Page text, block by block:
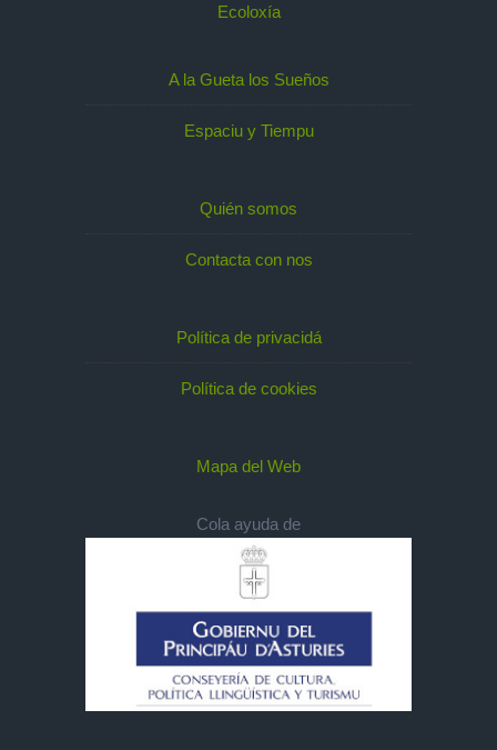
Ecoloxía
A la Gueta los Sueños
Espaciu y Tiempu
Quién somos
Contacta con nos
Política de privacidá
Política de cookies
Mapa del Web
Cola ayuda de